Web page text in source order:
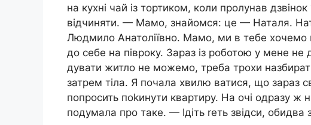
на кухні чай із тортиком, коли пролунав
відчиняти. — Мамо, знайомся: це — Наталя.
Людмило Анатоліївно. Мамо, ми в тебе хочемо
до себе на півроку. Зараз із роботою y мене
дувати житло не можемо, треба трохи
затрем тіла. Я почала хвилю ватися, що зараз
попросить поkинути квартиру. На очі одразу ж
подумала про таке. — Ідіть rеть звідси,